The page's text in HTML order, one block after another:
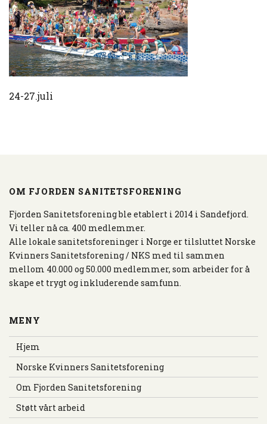
24-27.juli
OM FJORDEN SANITETSFORENING
Fjorden Sanitetsforening ble etablert i 2014 i Sandefjord.
Vi teller nå ca. 400 medlemmer.
Alle lokale sanitetsforeninger i Norge er tilsluttet Norske
Kvinners Sanitetsforening / NKS med til sammen
mellom 40.000 og 50.000 medlemmer, som arbeider for å
skape et trygt og inkluderende samfunn.
MENY
Hjem
Norske Kvinners Sanitetsforening
Om Fjorden Sanitetsforening
Støtt vårt arbeid